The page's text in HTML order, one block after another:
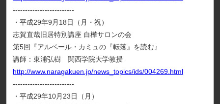
-------------------------
・平成29年9月18日（月・祝）
志賀直哉旧居特別講座 白樺サロンの会
第5回『アルベール・カミュの『転落』を読む』
講師：東浦弘樹 関西学院大学教授
http://www.naragakuen.jp/news_topics/ids/004269.html
-------------------------
・平成29年10月23日（月）